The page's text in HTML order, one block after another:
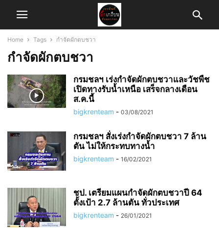
Home Tags กำจัดผักตบชวา
กำจัดผักตบชวา
กรมชลฯ เร่งกำจัดผักตบชวาและวัชพืช
เปิดทางรับน้ำเหนือ เสร็จกลางเดือน
ส.ค.นี้
bigkrenteam - 03/08/2021
กรมชลฯ สั่งเร่งกำจัดผักตบชวา 7 ล้าน
ตัน ไม่ให้กระทบทางน้ำ
bigkrenteam - 16/02/2021
ชป. เตรียมแผนกำจัดผักตบชวาปี 64
ตั้งเป้า 2.7 ล้านตัน ทั่วประเทศ
bigkrenteam - 26/01/2021